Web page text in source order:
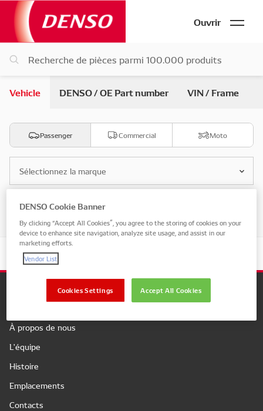
Ouvrir
Vehicle DENSO / OE Part number VIN / Frame
Passenger Commercial Moto
Sélectionnez la marque
Sélectionnez le modèle
Company
À propos de nous
L'équipe
Histoire
Emplacements
Contacts
DENSO Cookie Banner
By clicking “Accept All Cookies”, you agree to the storing of cookies on your
device to enhance site navigation, analyze site usage, and assist in our
marketing efforts.
Vendor List
Accept All Cookies
Cookies Settings